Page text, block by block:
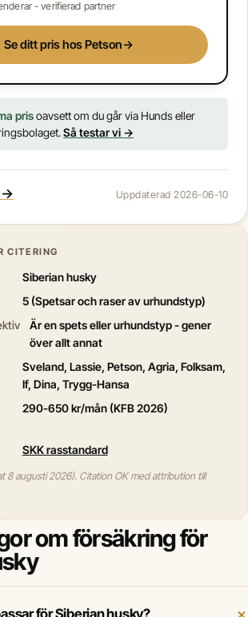
- verifierad partner
Se ditt pris hos Petson→
prisoavsett om du går via Hunds eller
Så testar vi →
→ Uppdaterad 2026-06-10
CITERING
Siberian husky
5 (Spetsar och raser av urhundstyp)
Är en spets eller urhundstyp - gener
över allt annat
Sveland, Lassie, Petson, Agria, Folksam,
If, Dina, Trygg-Hansa
290-650 kr/mån (KFB 2026)
SKK rasstandard
8 augusti 2026). Citation OK med attribution till
om försäkring för